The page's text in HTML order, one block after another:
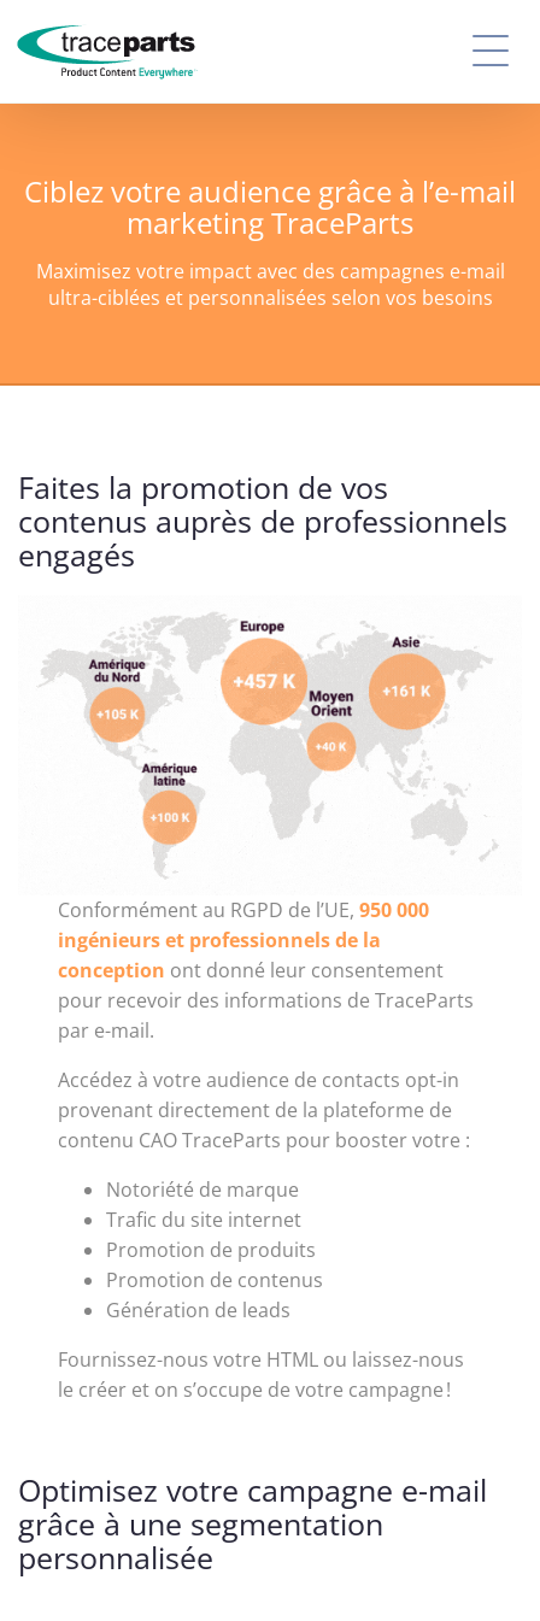
Ciblez votre audience grâce à l’e-mail
marketing TraceParts
Maximisez votre impact avec des campagnes e-mail
ultra-ciblées etpersonnalisées selon vos besoins
Faites la promotion de vos
contenus auprès de professionnels
engagés
Conformément au RGPD de l’UE,950 000
ingénieurs et professionnels de la
conception ont donné leur consentement
pour recevoir des informations de TraceParts
par e-mail.
Accédez à votre audience de contacts opt-in
provenant directement de la plateforme de
contenu CAO TraceParts pour booster votre :
Notoriété de marque
Trafic du site internet
Promotion de produits
Promotion de contenus
Génération de leads
Fournissez-nous votre HTML ou laissez-nous
le créer et on s’occupe de votre campagne !
Optimisez votre campagne e-mail
grâce à une segmentation
personnalisée